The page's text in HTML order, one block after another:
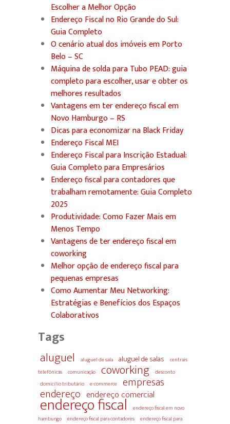
Escolher a Melhor Opção
Endereço Fiscal no Rio Grande do Sul:
Guia Completo
O cenário atual dos imóveis em Porto
Belo – SC
Máquina de solda para Tubo PEAD: guia
completo para escolher, usar e obter os
melhores resultados
Vantagens em ter endereço fiscal em
Novo Hamburgo – RS
Dicas para economizar na Black Friday
Endereço Fiscal MEI
Endereço Fiscal para Inscrição Estadual:
Guia Completo para Empresários
Endereço fiscal para contadores que
trabalham remotamente: Guia Completo
2025
Produtividade: Como Fazer Mais em
Menos Tempo
Vantagens de ter endereço fiscal em
coworking
Melhor opção de endereço fiscal para
pequenas empresas
Como Aumentar Meu Networking:
Estratégias e Benefícios dos Espaços
Colaborativos
Tags
aluguel aluguel de sala aluguel de salas
centrais
telefônicas
comunicação coworking
desconto
domicílio tributário
e-commerce empresas
endereço endereço comercial
endereço fiscal
endereço fiscal em novo
hamburgo
endereço fiscal para contadores
endereço fiscal para